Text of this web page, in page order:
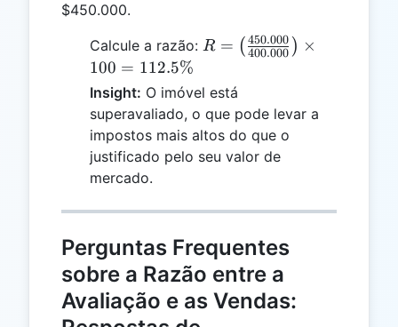
$450.000.
Calcule a razão: R = \left(
{400.000}
\right) \times
100 = 112.5\%
R = ( 400.000
450.000 ) ×
100 = 112.5%
Insight: O imóvel está
superavaliado, o que pode levar a
impostos mais altos do que o
justificado pelo seu valor de
mercado.
Perguntas Frequentes
sobre a Razão entre a
Avaliação e as Vendas: